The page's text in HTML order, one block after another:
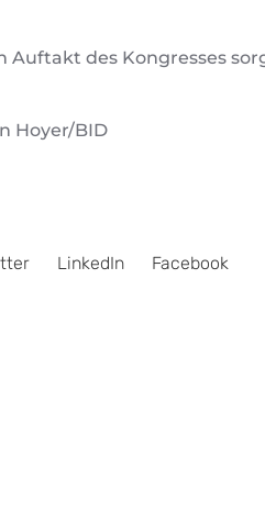
Auftakt des Kongresses
Hoyer/BID
LinkedIn Facebook